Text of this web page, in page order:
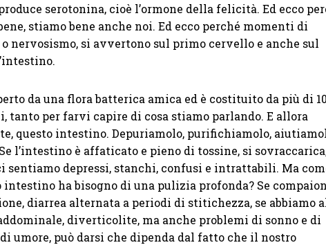
serotonina, cioè l’ormone della felicità. Ed ecco
stiamo bene anche noi. Ed ecco perché momenti di
nervosismo, si avvertono sul primo cervello e anche sul
da una flora batterica amica ed è costituito da più di
tanto per farvi capire di cosa stiamo parlando. E allora
questo intestino. Depuriamolo, purifichiamolo,
l’intestino è affaticato e pieno di tossine, si
sentiamo depressi, stanchi, confusi e intrattabili. Ma
intestino ha bisogno di una pulizia profonda? Se
diarrea alternata a periodi di stitichezza, se abbiamo
diverticolite, ma anche problemi di sonno e di
umore, può darsi che dipenda dal fatto che il nostro